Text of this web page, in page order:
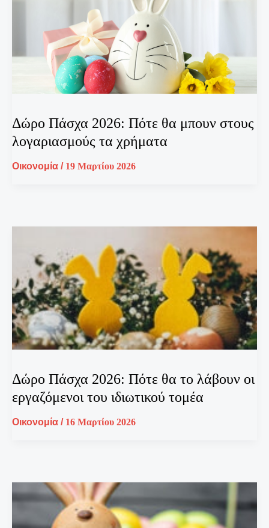
Δώρο Πάσχα 2026: Πότε θα μπουν στους
λογαριασμούς τα χρήματα
Οικονομία / 19 Μαρτίου 2026
Δώρο Πάσχα 2026: Πότε θα το λάβουν οι
εργαζόμενοι του ιδιωτικού τομέα
Οικονομία / 16 Μαρτίου 2026